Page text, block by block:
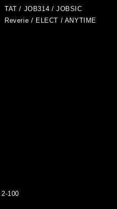
TAT / JOB314 /JOBSIC
Reverie / ELECT / ANYTIME
100